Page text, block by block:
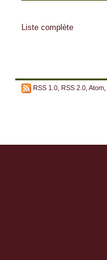
Liste complète
RSS 1.0 RSS 2.0 Atom